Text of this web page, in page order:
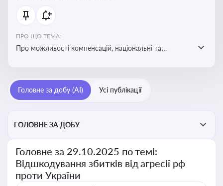
ПРО ЩО ТЕМА:
Про можливості компенсацій, національні та
Головне за добу (AI) Усі публікації
ГОЛОВНЕ ЗА ДОБУ
Головне за 29.10.2025 по темі:
Відшкодування збитків від агресії рф
проти України